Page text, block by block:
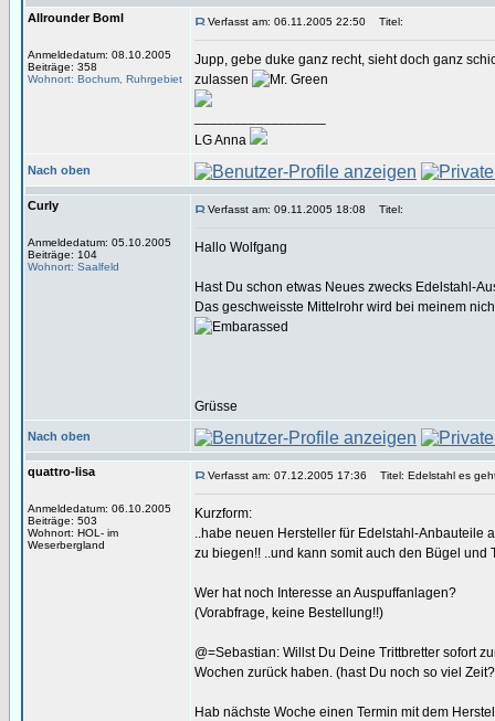
Allrounder Boml
Anmeldedatum: 08.10.2005
Beiträge: 358
Wohnort: Bochum, Ruhrgebiet
Verfasst am: 06.11.2005 22:50 Titel:
Jupp, gebe duke ganz recht, sieht doch ganz
zulassen
LG Anna
Nach oben
Curly
Anmeldedatum: 05.10.2005
Beiträge: 104
Wohnort: Saalfeld
Verfasst am: 09.11.2005 18:08 Titel:
Hallo Wolfgang
Hast Du schon etwas Neues zwecks Edelstahl-
Das geschweisste Mittelrohr wird bei meinem
Grüsse
Nach oben
quattro-lisa
Anmeldedatum: 06.10.2005
Beiträge: 503
Wohnort: HOL- im
Weserbergland
Verfasst am: 07.12.2005 17:36 Titel: Edelstahl es
Kurzform:
..habe neuen Hersteller für Edelstahl-Anbauteile
zu biegen!! ..und kann somit auch den Bügel und
Wer hat noch Interesse an Auspuffanlagen?
(Vorabfrage, keine Bestellung!!)
@=Sebastian: Willst Du Deine Trittbretter sofort
Wochen zurück haben. (hast Du noch so viel
Hab nächste Woche einen Termin mit dem